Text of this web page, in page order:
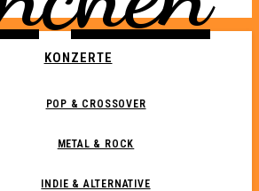
KONZERTE
POP & CROSSOVER
METAL & ROCK
INDIE & ALTERNATIVE